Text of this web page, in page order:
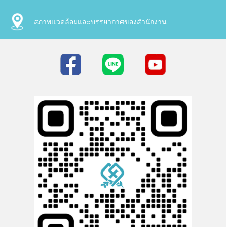
สภาพแวดล้อมและบรรยากาศของสำนักงาน